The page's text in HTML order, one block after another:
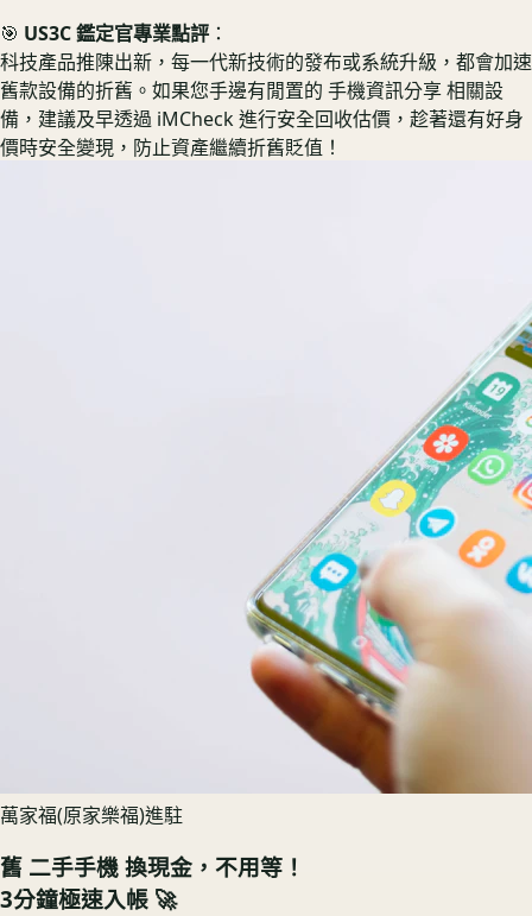
🎯 US3C 鑑定官專業點評 ：
科技產品推陳出新，每一代新技術的發布或系統升級，都會加速
舊款設備的折舊。如果您手邊有閒置的 手機資訊分享 相關設
備，建議及早透過 iMCheck 進行安全回收估價，趁著還有好身
價時安全變現，防止資產繼續折舊貶值！
萬家福(原家樂福)進駐
舊 二手手機 換現金，不用等！
3分鐘極速入帳 🚀